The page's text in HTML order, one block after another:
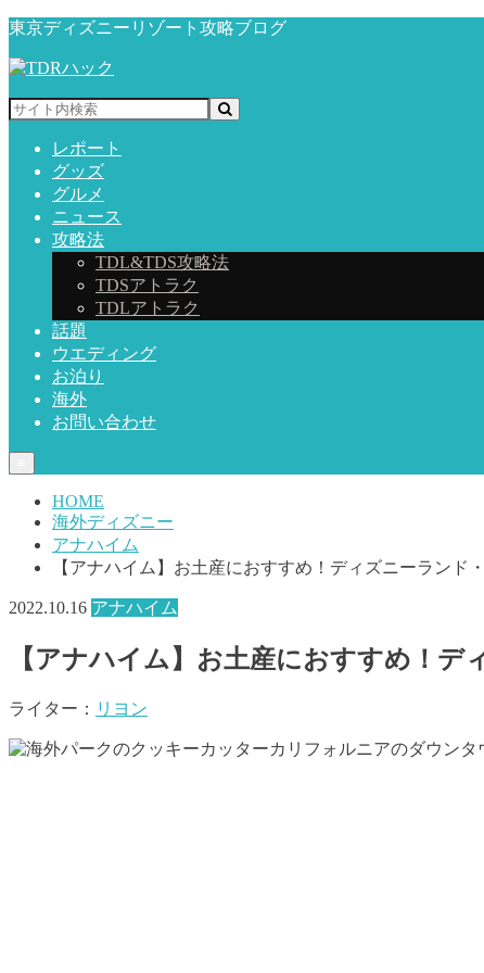
東京ディズニーリゾート攻略ブログ
レポート
グッズ
グルメ
ニュース
攻略法
TDL&TDS攻略法
TDSアトラク
TDLアトラク
話題
ウエディング
お泊り
海外
お問い合わせ
HOME
海外ディズニー
アナハイム
【アナハイム】お土産におすすめ！ディズニーランド
2022.10.16 アナハイム
【アナハイム】お土産におすすめ！
ライター： リヨン
カリフォルニアのダウン